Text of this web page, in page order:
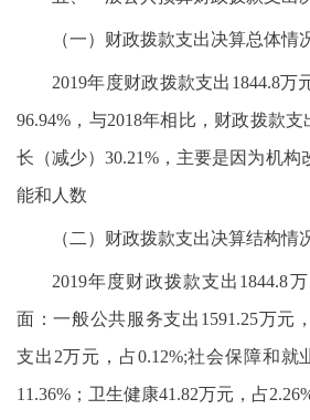
（一）财政拨款支出决算总体情
2019年度财政拨款支出1844.8万
96.94%，与2018年相比，财政拨款
长（减少）30.21%，主要是因为机构
能和人数
（二）财政拨款支出决算结构情
2019年度财政拨款支出1844.8
面：一般公共服务支出1591.25万元
支出2万元，占0.12%;社会保障和就
11.36%；卫生健康41.82万元，占2.26%